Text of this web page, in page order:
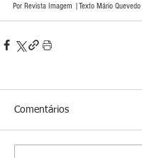
Por Revista Imagem |Texto Mário Quevedo
Comentários